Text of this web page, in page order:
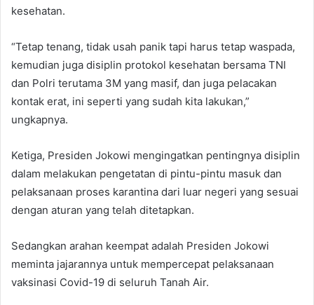
kesehatan.
“Tetap tenang, tidak usah panik tapi harus tetap waspada,
kemudian juga disiplin protokol kesehatan bersama TNI
dan Polri terutama 3M yang masif, dan juga pelacakan
kontak erat, ini seperti yang sudah kita lakukan,”
ungkapnya.
Ketiga, Presiden Jokowi mengingatkan pentingnya disiplin
dalam melakukan pengetatan di pintu-pintu masuk dan
pelaksanaan proses karantina dari luar negeri yang sesuai
dengan aturan yang telah ditetapkan.
Sedangkan arahan keempat adalah Presiden Jokowi
meminta jajarannya untuk mempercepat pelaksanaan
vaksinasi Covid-19 di seluruh Tanah Air.